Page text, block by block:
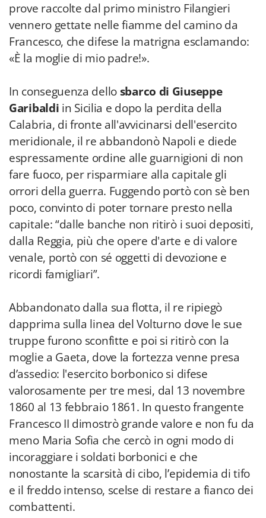
prove raccolte dal primo ministro Filangieri
vennero gettate nelle fiamme del camino da
Francesco, che difese la matrigna esclamando:
«È la moglie di mio padre!».
In conseguenza dellosbarco di Giuseppe
Garibaldi in Sicilia e dopo la perdita della
Calabria, di fronte all'avvicinarsi dell'esercito
meridionale, il re abbandonò Napoli e diede
espressamente ordine alle guarnigioni di non
fare fuoco, per risparmiare alla capitale gli
orrori della guerra. Fuggendo portò con sè ben
poco, convinto di poter tornare presto nella
capitale: “dalle banche non ritirò i suoi depositi,
dalla Reggia, più che opere d'arte e di valore
venale, portò con sé oggetti di devozione e
ricordi famigliari”.
Abbandonato dalla sua flotta, il re ripiegò
dapprima sulla linea del Volturno dove le sue
truppe furono sconfitte e poi si ritirò con la
moglie a Gaeta, dove la fortezza venne presa
d’assedio: l'esercito borbonico si difese
valorosamente per tre mesi, dal 13 novembre
1860 al 13 febbraio 1861. In questo frangente
Francesco II dimostrò grande valore e non fu da
meno Maria Sofia che cercò in ogni modo di
incoraggiare i soldati borbonici e che
nonostante la scarsità di cibo, l’epidemia di tifo
e il freddo intenso, scelse di restare a fianco dei
combattenti.